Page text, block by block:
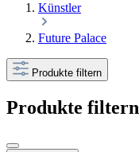
Künstler
Future Palace
Produkte filtern
Produkte filtern